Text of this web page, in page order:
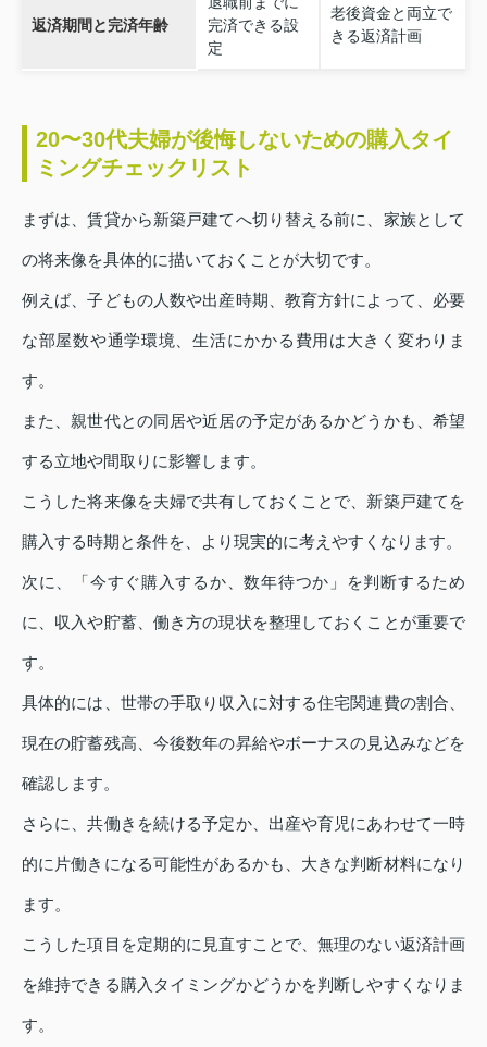
返済期間と完済年齢
完済できる設
定
老後資金と両立で
きる返済計画
20〜30代夫婦が後悔しないための購入タイ
ミングチェックリスト
まずは、賃貸から新築戸建てへ切り替える前に、家族として
の将来像を具体的に描いておくことが大切です。
例えば、子どもの人数や出産時期、教育方針によって、必要
な部屋数や通学環境、生活にかかる費用は大きく変わりま
す。
また、親世代との同居や近居の予定があるかどうかも、希望
する立地や間取りに影響します。
こうした将来像を夫婦で共有しておくことで、新築戸建てを
購入する時期と条件を、より現実的に考えやすくなります。
次に、「今すぐ購入するか、数年待つか」を判断するため
に、収入や貯蓄、働き方の現状を整理しておくことが重要で
す。
具体的には、世帯の手取り収入に対する住宅関連費の割合、
現在の貯蓄残高、今後数年の昇給やボーナスの見込みなどを
確認します。
さらに、共働きを続ける予定か、出産や育児にあわせて一時
的に片働きになる可能性があるかも、大きな判断材料になり
ます。
こうした項目を定期的に見直すことで、無理のない返済計画
を維持できる購入タイミングかどうかを判断しやすくなりま
す。